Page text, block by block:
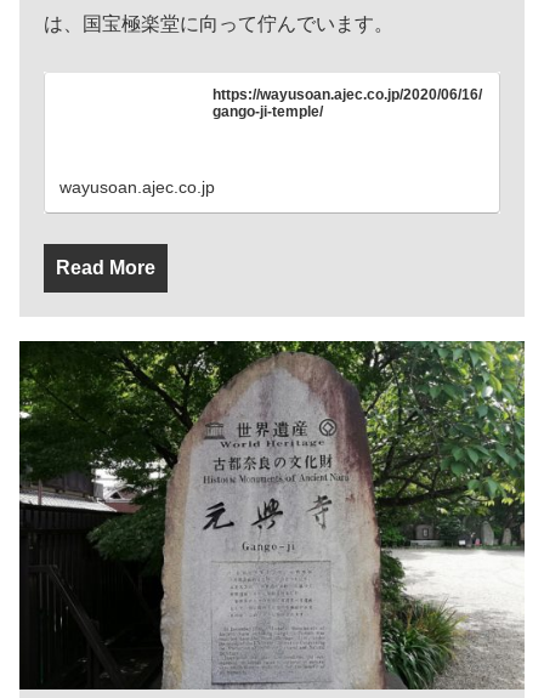
は、国宝極楽堂に向って佇んでいます。
https://wayusoan.ajec.co.jp/2020/06/16/
gango-ji-temple/
wayusoan.ajec.co.jp
Read More